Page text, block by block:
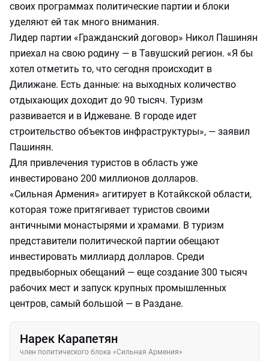
своих программах политические партии и блоки
уделяют ей так много внимания.
Лидер партии «Гражданский договор» Никол Пашинян
приехал на свою родину — в Тавушский регион. «Я бы
хотел отметить то, что сегодня происходит в
Дилижане. Есть данные: на выходных количество
отдыхающих доходит до 90 тысяч. Туризм
развивается и в Иджеване. В городе идет
строительство объектов инфраструктуры», — заявил
Пашинян.
Для привлечения туристов в область уже
инвестировано 200 миллионов долларов.
«Сильная Армения» агитирует в Котайкской области,
которая тоже притягивает туристов своими
античными монастырями и храмами. В туризм
представители политической партии обещают
инвестировать миллиард долларов. Среди
предвыборных обещаний — еще создание 300 тысяч
рабочих мест и запуск крупных промышленных
центров, самый большой — в Раздане.
Нарек Карапетян
член политического блока «Сильная Армения»